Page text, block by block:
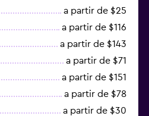
a partir de $25
a partir de $116
a partir de $143
a partir de $71
a partir de $151
a partir de $78
a partir de $30